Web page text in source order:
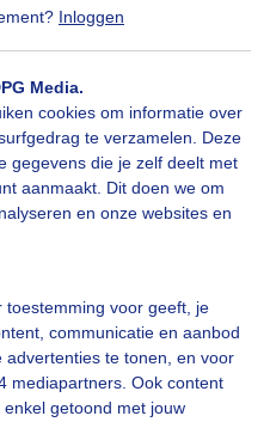
Inloggen
Media.
cookies om informatie over
te verzamelen. Deze
gegevens die je zelf deelt met
aanmaakt. Dit doen we om
en onze websites en
toestemming voor geeft, je
communicatie en aanbod
te tonen, en voor
mediapartners. Ook content
getoond met jouw